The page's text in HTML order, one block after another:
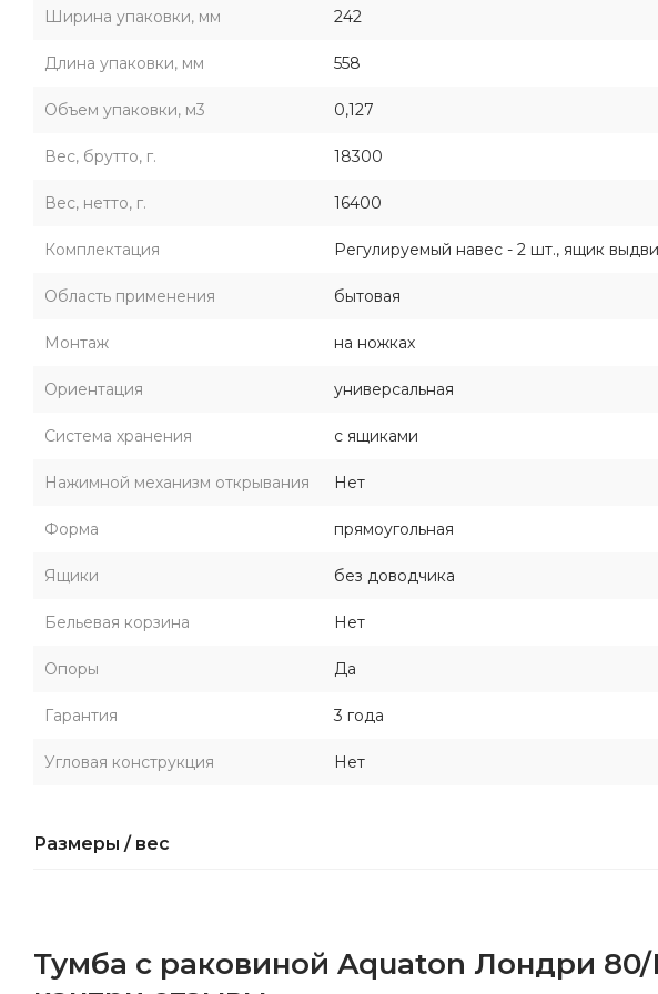
Ширина упаковки, мм 242
Длина упаковки, мм 558
Объем упаковки, м3 0,127
Вес, брутто, г. 18300
Вес, нетто, г. 16400
Комплектация Регулируемый навес - 2 шт., ящик
Область применения бытовая
Монтаж на ножках
Ориентация универсальная
Система хранения с ящиками
Нажимной механизм открывания Нет
Форма прямоугольная
Ящики без доводчика
Бельевая корзина Нет
Опоры Да
Гарантия 3 года
Угловая конструкция Нет
Размеры / вес
Тумба с раковиной Aquaton Лондри